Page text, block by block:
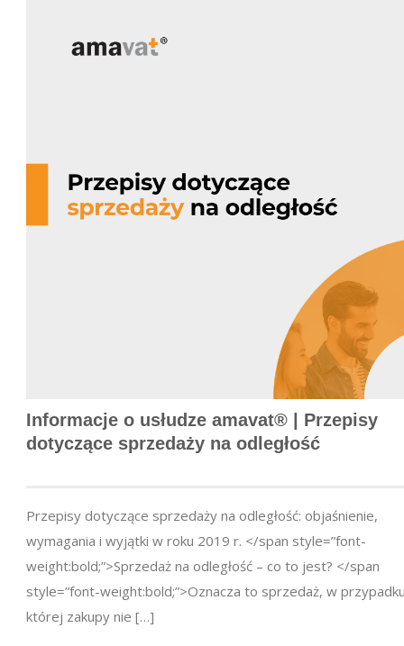
Informacje o usłudze amavat® | Przepisy
dotyczące sprzedaży na odległość
Przepisy dotyczące sprzedaży na odległość: objaśnienie,
wymagania i wyjątki w roku 2019 r. </span style=”font-
weight:bold;”>Sprzedaż na odległość – co to jest? </span
style=”font-weight:bold;”>Oznacza to sprzedaż, w
której zakupy nie […]